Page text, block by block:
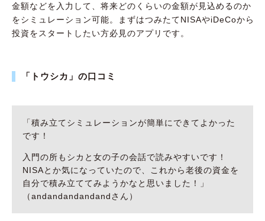
金額などを入力して、将来どのくらいの金額が見込めるのか
をシミュレーション可能。まずはつみたてNISAやiDeCoから
投資をスタートしたい方必見のアプリです。
「トウシカ」の口コミ
「積み立てシミュレーションが簡単にできてよかった
です！
入門の所もシカと女の子の会話で読みやすいです！
NISAとか気になっていたので、これから老後の資金を
自分で積み立ててみようかなと思いました！」
（andandandandandさん）